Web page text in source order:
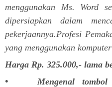
menggunakan Ms. Word
dipersiapkan dalam
pekerjaannya.Profesi
yang menggunakan komputer
Harga Rp. 325.000,- lama
• Mengenal tombol